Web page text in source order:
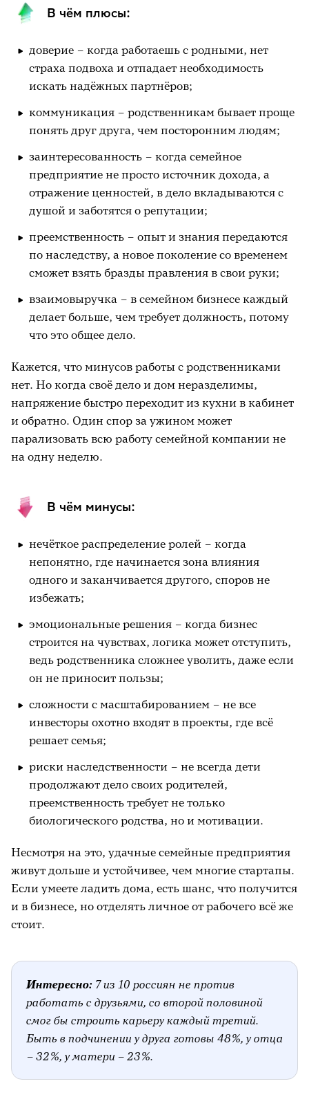
В чём плюсы:
доверие – когда работаешь с родными, нет
страха подвоха и отпадает необходимость
искать надёжных партнёров;
коммуникация – родственникам бывает проще
понять друг друга, чем посторонним людям;
заинтересованность – когда семейное
предприятие не просто источник дохода, а
отражение ценностей, в дело вкладываются с
душой и заботятся о репутации;
преемственность – опыт и знания передаются
по наследству, а новое поколение со временем
сможет взять бразды правления в свои руки;
взаимовыручка – в семейном бизнесе каждый
делает больше, чем требует должность, потому
что это общее дело.
Кажется, что минусов работы с родственниками
нет. Но когда своё дело и дом неразделимы,
напряжение быстро переходит из кухни в кабинет
и обратно. Один спор за ужином может
парализовать всю работу семейной компании не
на одну неделю.
В чём минусы:
нечёткое распределение ролей – когда
непонятно, где начинается зона влияния
одного и заканчивается другого, споров не
избежать;
эмоциональные решения – когда бизнес
строится на чувствах, логика может отступить,
ведь родственника сложнее уволить, даже если
он не приносит пользы;
сложности с масштабированием – не все
инвесторы охотно входят в проекты, где всё
решает семья;
риски наследственности – не всегда дети
продолжают дело своих родителей,
преемственность требует не только
биологического родства, но и мотивации.
Несмотря на это, удачные семейные предприятия
живут дольше и устойчивее, чем многие стартапы.
Если умеете ладить дома, есть шанс, что получится
и в бизнесе, но отделять личное от рабочего всё же
стоит.
Интересно: 7 из 10 россиян не против
работать с друзьями, со второй половиной
смог бы строить карьеру каждый третий.
Быть в подчинении у друга готовы 48%, у отца
– 32%, у матери – 23%.